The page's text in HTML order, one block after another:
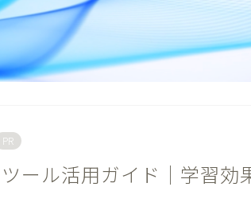
PR
ール活用ガイド｜学習効